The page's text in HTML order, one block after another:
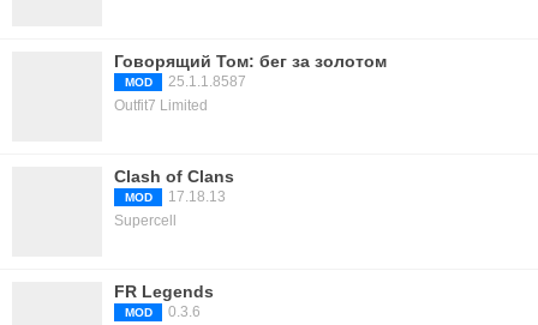
Говорящий Том: бег за золотом
MOD
25.1.1.8587
Outfit7 Limited
Clash of Clans
MOD
17.18.13
Supercell
FR Legends
MOD
0.3.6